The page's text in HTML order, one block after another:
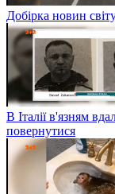
Добірка новин
В Італії в'язням
повернутися